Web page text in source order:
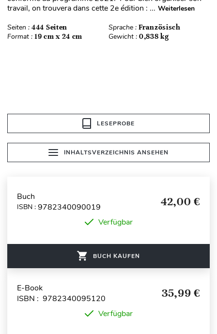
travail, on trouvera dans cette 2e édition : ... Weiterlesen
Seiten : 444 Seiten Sprache : Französisch
Format : 19 cm x 24 cm Gewicht : 0,838 kg
LESEPROBE
INHALTSVERZEICHNIS ANSEHEN
Buch
ISBN : 9782340090019 42,00 €
Verfügbar
BUCH KAUFEN
E-Book
ISBN : 9782340095120
35,99 €
Verfügbar